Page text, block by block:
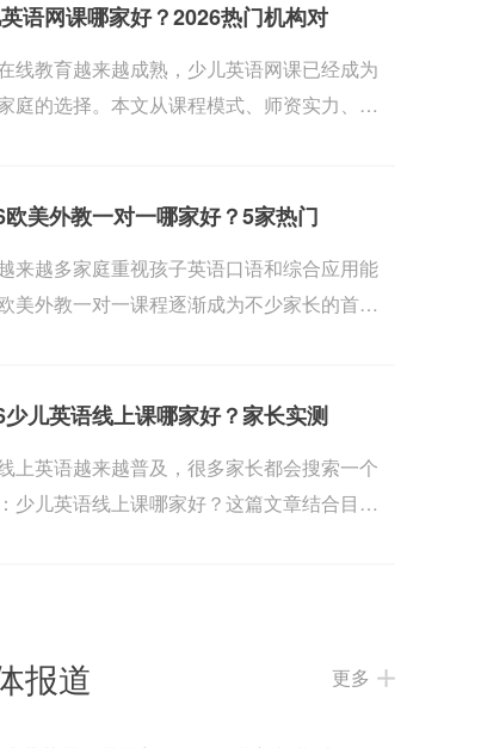
语网课哪家好？2026热门机构对
线教育越来越成熟，少儿英语网课已经成为
庭的选择。本文从课程模式、师资实力、教
美外教一对一哪家好？5家热门
来越多家庭重视孩子英语口语和综合应用能
美外教一对一课程逐渐成为不少家长的首
儿英语线上课哪家好？家长实测
上英语越来越普及，很多家长都会搜索一个
少儿英语线上课哪家好？这篇文章结合目前
报道 更多